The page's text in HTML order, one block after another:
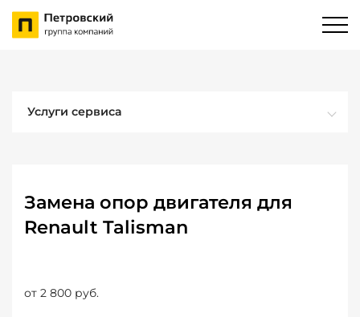
Услуги сервиса
Замена опор двигателя для
Renault Talisman
от 2 800 руб.